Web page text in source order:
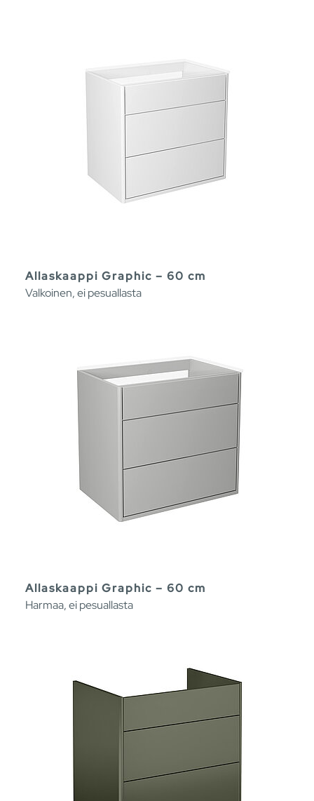
Allaskaappi Graphic – 60 cm
Valkoinen, ei pesuallasta
Allaskaappi Graphic – 60 cm
Harmaa, ei pesuallasta